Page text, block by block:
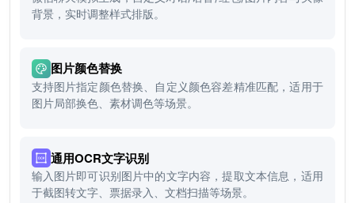
背景，实时调整样式排版。
图片颜色替换
支持图片指定颜色替换、自定义颜色容差精准匹配，适用于
图片局部换色、素材调色等场景。
通用OCR文字识别
输入图片即可识别图片中的文字内容，提取文本信息，适用
于截图转文字、票据录入、文档扫描等场景。